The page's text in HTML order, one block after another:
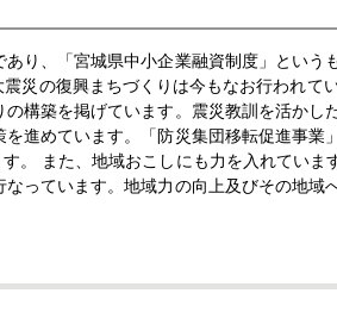
り、「宮城県中小企業融資制度」という
災の復興まちづくりは今もなお行われて
構築を掲げています。震災教訓を活かし
進めています。「防災集団移転促進事業
。 また、地域おこしにも力を入れていま
っています。地域力の向上及びその地域